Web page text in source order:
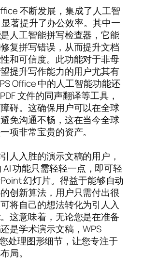
不断发展，集成了人工智
著提升了办公效率。其中一
人工智能拼写检查器，它能
复拼写错误，从而提升文档
和可信度。此功能对于非母
提升写作能力的用户尤其有
Office 中的人工智能功能还
文件的同声翻译等工具，
碍。这确保用户可以在全球
免沟通不畅，这在当今全球
项非常宝贵的资产。
人入胜的演示文稿的用户，
AI 功能只需轻轻一点，即可轻
幻灯片。得益于能够自动
创新算法，用户只需付出很
将自己的想法转化为引人入
这意味着，无论您是在准备
是学术演示文稿，WPS
处理图形细节，让您专注于
局。